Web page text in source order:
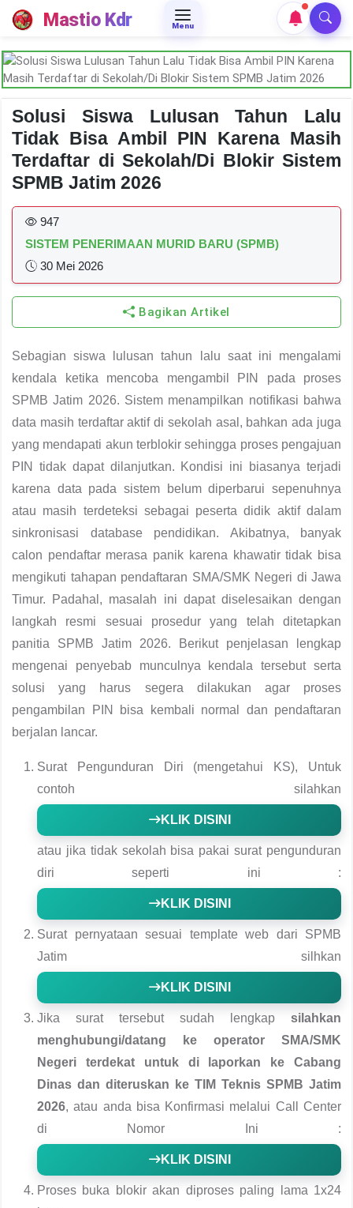
Mastio Kdr Menu
Solusi Siswa Lulusan Tahun Lalu
Tidak Bisa Ambil PIN Karena Masih
Terdaftar di Sekolah/Di Blokir Sistem
SPMB Jatim 2026
947
SISTEM PENERIMAAN MURID BARU (SPMB)
30 Mei 2026
Bagikan Artikel
Sebagian siswa lulusan tahun lalu saat ini mengalami
kendala ketika mencoba mengambil PIN pada proses
SPMB Jatim 2026. Sistem menampilkan notifikasi bahwa
data masih terdaftar aktif di sekolah asal, bahkan ada juga
yang mendapati akun terblokir sehingga proses pengajuan
PIN tidak dapat dilanjutkan. Kondisi ini biasanya terjadi
karena data pada sistem belum diperbarui sepenuhnya
atau masih terdeteksi sebagai peserta didik aktif dalam
sinkronisasi database pendidikan. Akibatnya, banyak
calon pendaftar merasa panik karena khawatir tidak bisa
mengikuti tahapan pendaftaran SMA/SMK Negeri di Jawa
Timur. Padahal, masalah ini dapat diselesaikan dengan
langkah resmi sesuai prosedur yang telah ditetapkan
panitia SPMB Jatim 2026. Berikut penjelasan lengkap
mengenai penyebab munculnya kendala tersebut serta
solusi yang harus segera dilakukan agar proses
pengambilan PIN bisa kembali normal dan pendaftaran
berjalan lancar.
Surat Pengunduran Diri (mengetahui KS), Untuk
contoh silahkan
KLIK DISINI
atau jika tidak sekolah bisa pakai surat pengunduran
diri seperti ini :
KLIK DISINI
Surat pernyataan sesuai template web dari SPMB
Jatim silhkan
KLIK DISINI
Jika surat tersebut sudah lengkap silahkan
menghubungi/datang ke operator SMA/SMK
Negeri terdekat untuk di laporkan ke Cabang
Dinas dan diteruskan ke TIM Teknis SPMB Jatim
2026, atau anda bisa Konfirmasi melalui Call Center
di Nomor Ini :
KLIK DISINI
Proses buka blokir akan diproses paling lama 1x24